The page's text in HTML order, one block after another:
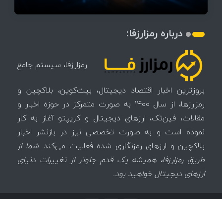
درباره رمزارزفا:
رمزارزفا، سیستم جامع
بروزترین اخبار اقتصاد دیجیتال، بیت‌کوین، بلاکچین و
رمزارزها، از سال 1400 به صورت متمرکز در حوزه اخبار و
مقالات، فین‌تک، ارزهای‌ دیجیتال و کریپتو آغاز به کار
نموده است و به صورت تخصصی نیز در بازنشر اخبار
بلاکچین و ارزهای رمزنگاری شده فعالیت می‌کند.شما از
طریق رمزارزفا، همیشه یک قدم جلوتر از تغییرات دنیای
ارزهای دیجیتال خواهید بود.